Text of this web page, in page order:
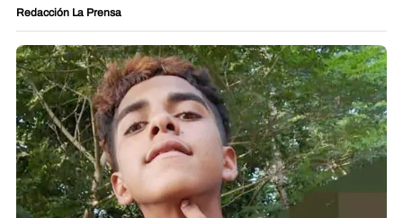
Redacción La Prensa